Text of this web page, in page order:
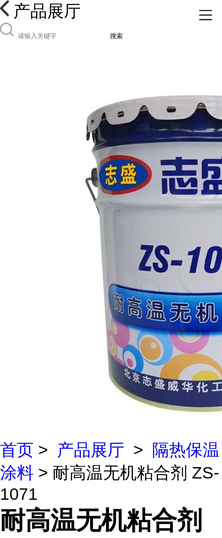
产品展厅
搜索
首页 > 产品展厅 >
隔热保温
涂料 > 耐高温无机粘合剂 ZS-
1071
耐高温无机粘合剂